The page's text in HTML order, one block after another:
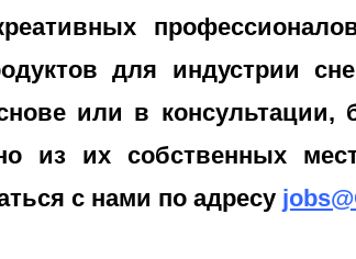
для индустрии
или в
из их собственных
с нами по адресу